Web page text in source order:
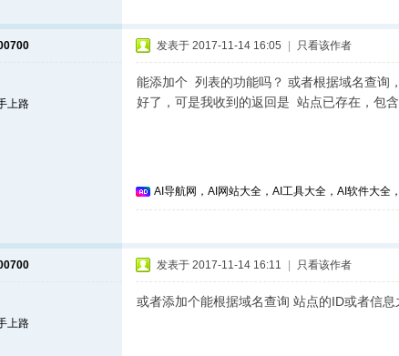
上路
发表于 2017-11-14 16:05 只看该作者
能添加个 列表的功能吗？ 或者根据域名查询
好了，可是我收到的返回是 站点已存在，包
AI导航网，AI网站大全，AI工具大全，AI软件大全
上路
发表于 2017-11-14 16:11 只看该作者
或者添加个能根据域名查询 站点的ID或者信息